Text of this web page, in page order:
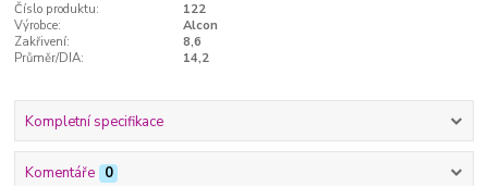
Číslo produktu:
122
Výrobce:
Alcon
Zakřivení:
8,6
Průměr/DIA:
14,2
Kompletní specifikace
Komentáře 0